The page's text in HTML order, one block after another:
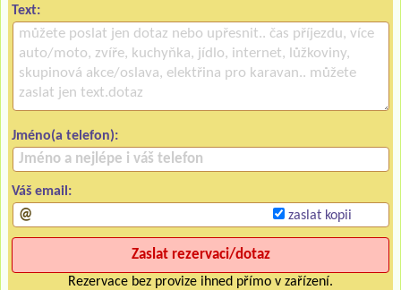
Text:
Jméno(a telefon):
Váš email:
zaslat kopii
Rezervace bez provize ihned přímo v zařízení.